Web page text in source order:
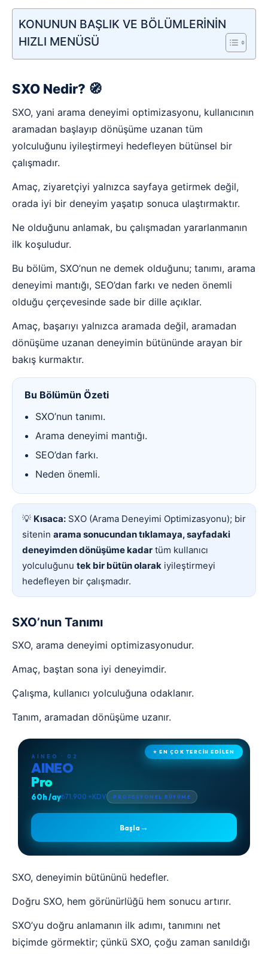
KONUNUN BAŞLIK VE BÖLÜMLERİNİN
HIZLI MENÜSÜ
SXO Nedir? 🧭
SXO, yani arama deneyimi optimizasyonu, kullanıcının
aramadan başlayıp dönüşüme uzanan tüm
yolculuğunu iyileştirmeyi hedefleyen bütünsel bir
çalışmadır.
Amaç, ziyaretçiyi yalnızca sayfaya getirmek değil,
orada iyi bir deneyim yaşatıp sonuca ulaştırmaktır.
Ne olduğunu anlamak, bu çalışmadan yararlanmanın
ilk koşuludur.
Bu bölüm, SXO’nun ne demek olduğunu; tanımı, arama
deneyimi mantığı, SEO’dan farkı ve neden önemli
olduğu çerçevesinde sade bir dille açıklar.
Amaç, başarıyı yalnızca aramada değil, aramadan
dönüşüme uzanan deneyimin bütününde arayan bir
bakış kurmaktır.
Bu Bölümün Özeti
SXO’nun tanımı.
Arama deneyimi mantığı.
SEO’dan farkı.
Neden önemli.
💡 Kısaca: SXO (Arama Deneyimi Optimizasyonu); bir
sitenin arama sonucundan tıklamaya, sayfadaki
deneyimden dönüşüme kadar tüm kullanıcı
yolculuğunu tek bir bütün olarak iyileştirmeyi
hedefleyen bir çalışmadır.
SXO’nun Tanımı
SXO, arama deneyimi optimizasyonudur.
Amaç, baştan sona iyi deneyimdir.
Çalışma, kullanıcı yolculuğuna odaklanır.
Tanım, aramadan dönüşüme uzanır.
⭐ EN ÇOK TERCİH EDİLEN
AINEO · 02
AINEO
Pro
60h /ay₺71.900 +KDV PROFESYONEL BÜYÜME
Başla →
SXO, deneyimin bütününü hedefler.
Doğru SXO, hem görünürlüğü hem sonucu artırır.
SXO’yu doğru anlamanın ilk adımı, tanımını net
biçimde görmektir; çünkü SXO, çoğu zaman sanıldığı